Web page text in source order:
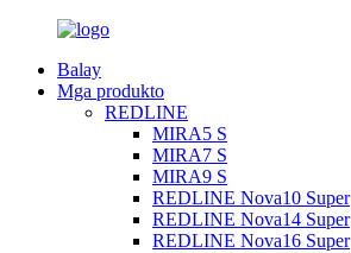
Balay
Mga produkto
REDLINE
MIRA5 S
MIRA7 S
MIRA9 S
REDLINE Nova10 Super
REDLINE Nova14 Super
REDLINE Nova16 Super